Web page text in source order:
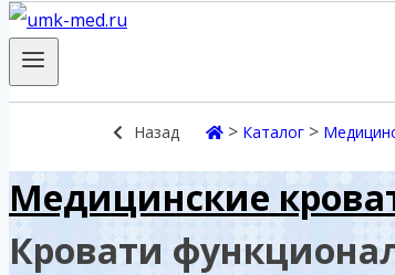
Назад > Каталог >
Медицинские
Кровати